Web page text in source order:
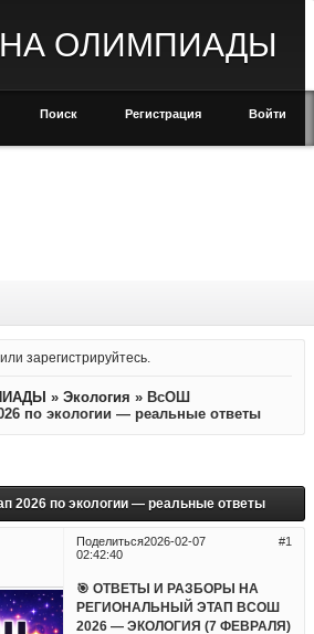
ОЛИМПИАДЫ
Поиск Регистрация Войти
илизарегистрируйтесь
» Экология » ВсОШ
по экологии — реальные ответы
2026 по экологии — реальные ответы
Поделиться 1
2026-02-07
02:42:40
🎯 ОТВЕТЫ И РАЗБОРЫ НА
РЕГИОНАЛЬНЫЙ ЭТАП ВСОШ
2026 — ЭКОЛОГИЯ (7 ФЕВРАЛЯ)